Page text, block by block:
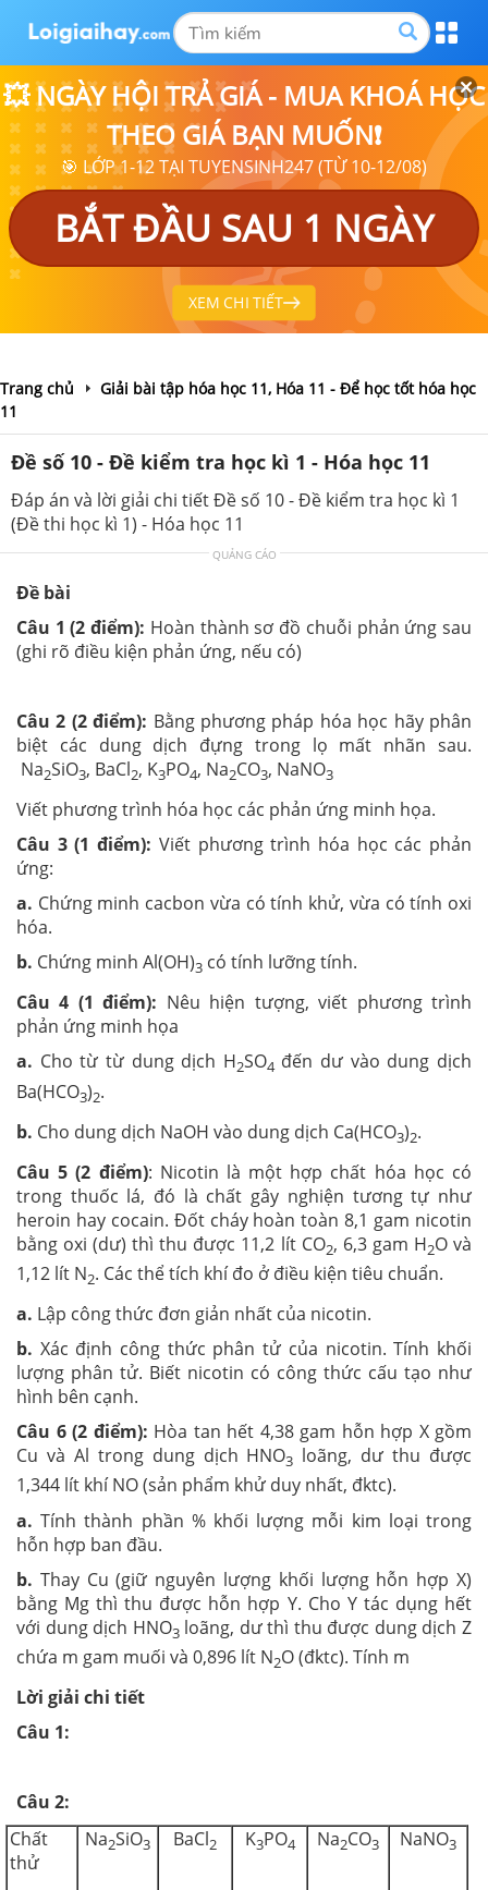
💥 NGÀY HỘI TRẢ GIÁ - MUA KHOÁ HỌC
THEO GIÁ BẠN MUỐN❗
🎯 LỚP 1-12 TẠI TUYENSINH247 (TỪ 10-12/08)
BẮT ĐẦU SAU 1 NGÀY
XEM CHI TIẾT
Trang chủ
Giải bài tập hóa học 11, Hóa 11 - Để học tốt hóa học
11
Đề số 10 - Đề kiểm tra học kì 1 - Hóa học 11
Đáp án và lời giải chi tiết Đề số 10 - Đề kiểm tra học kì 1
(Đề thi học kì 1) - Hóa học 11
QUẢNG CÁO
Đề bài
Câu 1 (2 điểm): Hoàn thành sơ đồ chuỗi phản ứng sau
(ghi rõ điều kiện phản ứng, nếu có)
Câu 2 (2 điểm): Bằng phương pháp hóa học hãy phân
biệt các dung dịch đựng trong lọ mất nhãn sau.
Na2SiO3, BaCl2, K3PO4, Na2CO3, NaNO3
Viết phương trình hóa học các phản ứng minh họa.
Câu 3 (1 điểm): Viết phương trình hóa học các phản
ứng:
a. Chứng minh cacbon vừa có tính khử, vừa có tính oxi
hóa.
b. Chứng minh Al(OH)3 có tính lưỡng tính.
Câu 4 (1 điểm): Nêu hiện tượng, viết phương trình
phản ứng minh họa
a. Cho từ từ dung dịch H2SO4 đến dư vào dung dịch
Ba(HCO3)2.
b. Cho dung dịch NaOH vào dung dịch Ca(HCO3)2.
Câu 5 (2 điểm): Nicotin là một hợp chất hóa học có
trong thuốc lá, đó là chất gây nghiện tương tự như
heroin hay cocain. Đốt cháy hoàn toàn 8,1 gam nicotin
bằng oxi (dư) thì thu được 11,2 lít CO2, 6,3 gam H2O và
1,12 lít N2. Các thể tích khí đo ở điều kiện tiêu chuẩn.
a. Lập công thức đơn giản nhất của nicotin.
b. Xác định công thức phân tử của nicotin. Tính khối
lượng phân tử. Biết nicotin có công thức cấu tạo như
hình bên cạnh.
Câu 6 (2 điểm): Hòa tan hết 4,38 gam hỗn hợp X gồm
Cu và Al trong dung dịch HNO3 loãng, dư thu được
1,344 lít khí NO (sản phẩm khử duy nhất, đktc).
a. Tính thành phần % khối lượng mỗi kim loại trong
hỗn hợp ban đầu.
b. Thay Cu (giữ nguyên lượng khối lượng hỗn hợp X)
bằng Mg thì thu được hỗn hợp Y. Cho Y tác dụng hết
với dung dịch HNO3loãng, dư thì thu được dung dịch Z
chứa m gam muối và 0,896 lít N2O (đktc). Tính m
Lời giải chi tiết
Câu 1:
Câu 2:
Chất
thử
Na2SiO3 BaCl2 K3PO4 Na2CO3 NaNO3